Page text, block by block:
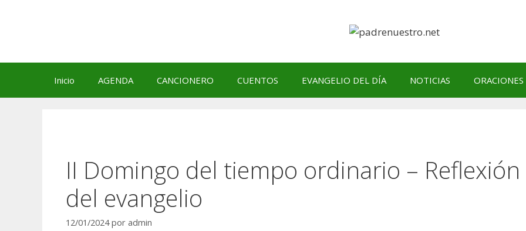
Inicio AGENDA CANCIONERO CUENTOS EVANGELIO DEL DÍA NOTICIAS ORACIONES
II Domingo del tiempo ordinario – Reflexión
del evangelio
12/01/2024 por admin